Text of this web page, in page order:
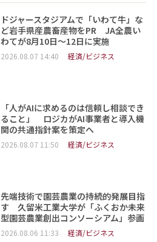
ドジャースタジアムで「いわて牛」な
ど岩手県産農畜産物をPR JA全農い
わてが8月10日～12日に実施
2026.08.07 14:40 経済/ビジネス
「人がAIに求めるのは信頼し相談でき
ること」 ロジカがAI事業者と導入機
関の共通指針案を策定へ
2026.08.07 11:50 経済/ビジネス
先端技術で園芸農業の持続的発展目指
す 久留米工業大学が「ふくおか未来
型園芸農業創出コンソーシアム」参画
2026.08.06 11:33 経済/ビジネス